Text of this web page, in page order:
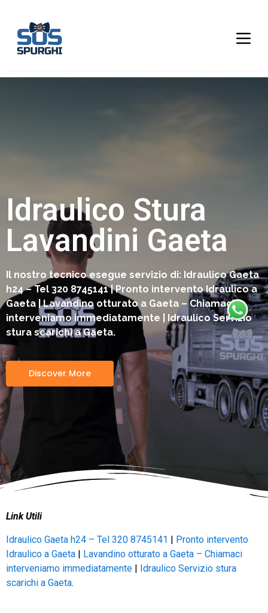
Idraulico Stura
Lavandini Gaeta
Il nostro tecnico esegue servizio di: Idraulico Gaeta
h24 – Tel 320 8745141 | Pronto intervento Idraulico a
Gaeta | Lavandino otturato a Gaeta – Chiamaci
interveniamo immediatamente | Idraulico Servizio
stura scarichi a Gaeta.
Discover More
Link Utili
Idraulico Gaeta h24 – Tel 320 8745141 | Pronto intervento
Idraulico a Gaeta | Lavandino otturato a Gaeta – Chiamaci
interveniamo immediatamente | Idraulico Servizio stura
scarichi a Gaeta.